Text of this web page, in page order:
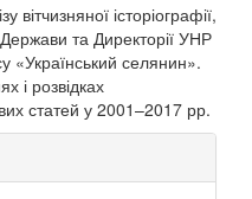
вітчизняної історіографії,
Держави та Директорії УНР
«Український селянин».
і розвідках
статей у 2001–2017 рр.